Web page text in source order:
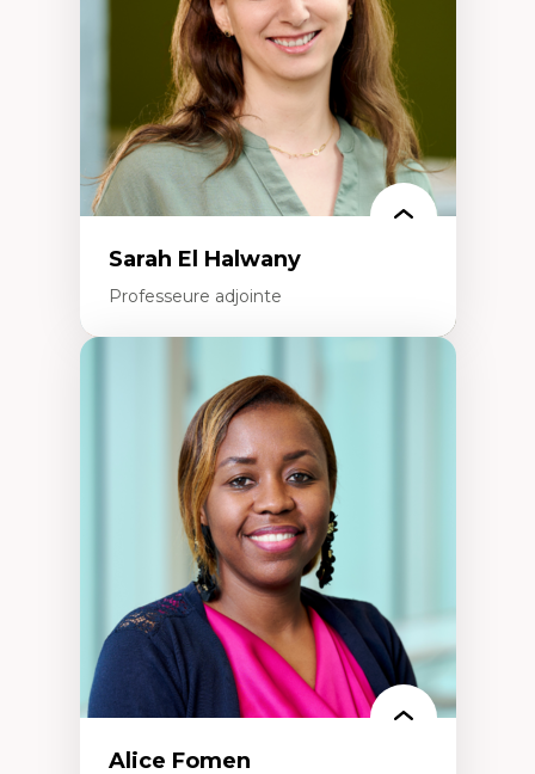
les auditoires médiatiques
Épistémologie des techniques de recherche
numérique et l’IA
Théorie des droits de la personne
La pensée politique d’Hannah Arendt
La pensée politique à l’ère numérique
Justice internationale et normes
internationales
Sarah El Halwany
Professeure adjointe
Les apports pédagogiques des théories de
l'affect, du posthumanisme, du féminisme
dans l'éducation aux sciences
L'apprentissage des sciences/STIM dans une
perspective socioécologique de care
L’insertion professionnelle des
enseignant.e.s
Alice Fomen